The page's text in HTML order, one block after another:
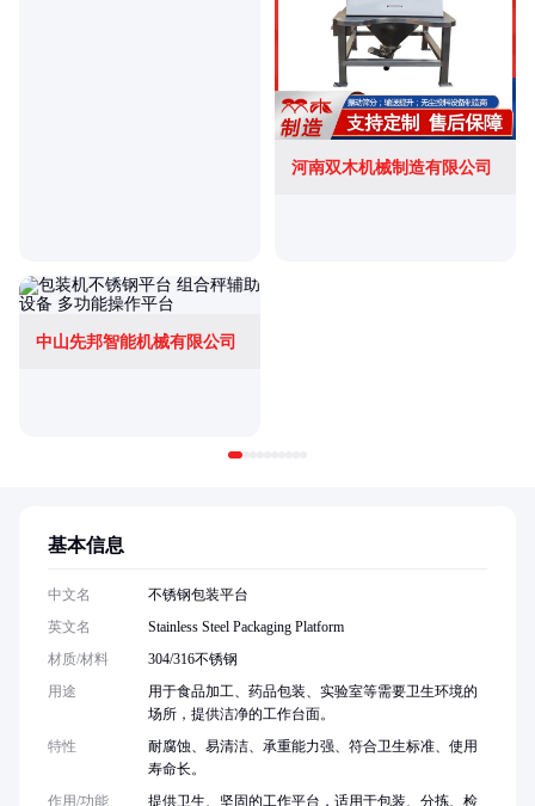
河南双木机械制造有限公司
中山先邦智能机械有限公司
基本信息
中文名
不锈钢包装平台
英文名
Stainless Steel Packaging Platform
材质/材料
304/316不锈钢
用途
用于食品加工、药品包装、实验室等需要卫生环境的
场所，提供洁净的工作台面。
特性
耐腐蚀、易清洁、承重能力强、符合卫生标准、使用
寿命长。
作用/功能
提供卫生、坚固的工作平台，适用于包装、分拣、检